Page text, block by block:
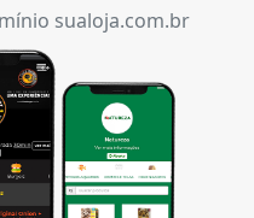
sualoja.com.br